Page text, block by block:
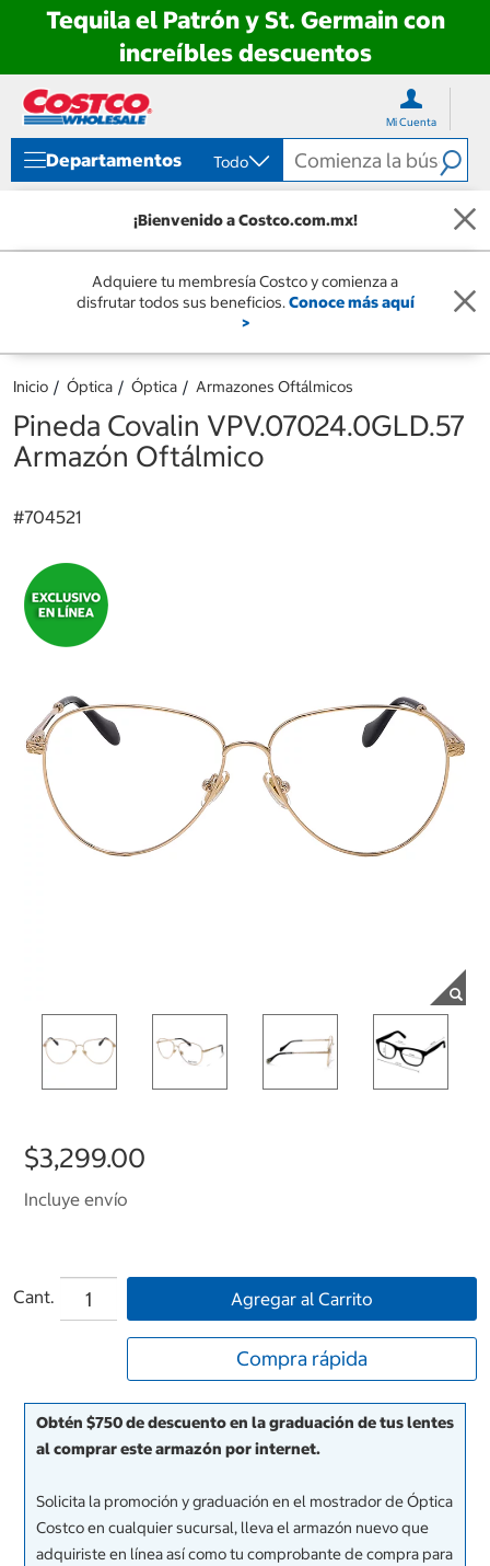
Tequila el Patrón y St. Germain con
increíbles descuentos
directo
contenido
directo
menú
navegación
Mi Cuenta
Departamentos Todo
¡Bienvenido a Costco.com.mx!
Adquiere tu membresía Costco y comienza a
disfrutar todos sus beneficios.Conoce más aquí
>
Inicio Óptica Óptica Armazones Oftálmicos
Pineda Covalin VPV.07024.0GLD.57
Armazón Oftálmico
#704521
$3,299.00
Incluye envío
Cant. Agregar al Carrito
Compra rápida
Obtén $750 de descuento en la graduación de tus lentes
al comprar este armazón por internet.
Solicita la promoción y graduación en el mostrador de Óptica
Costco en cualquier sucursal, lleva el armazón nuevo que
adquiriste en línea así como tu comprobante de compra para